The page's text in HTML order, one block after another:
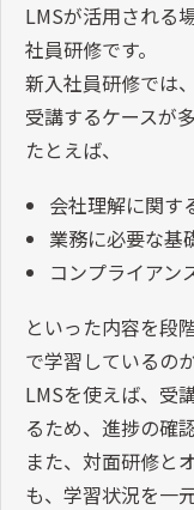
LMSが活用される
社員研修です。
新入社員研修では
受講するケースが
たとえば、
会社理解に関す
業務に必要な基
コンプライアン
といった内容を段
で学習しているの
LMSを使えば、受
るため、進捗の確
また、対面研修と
も、学習状況を一